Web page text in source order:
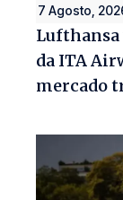
7 Agosto,
Lufthansa
da ITA
mercado